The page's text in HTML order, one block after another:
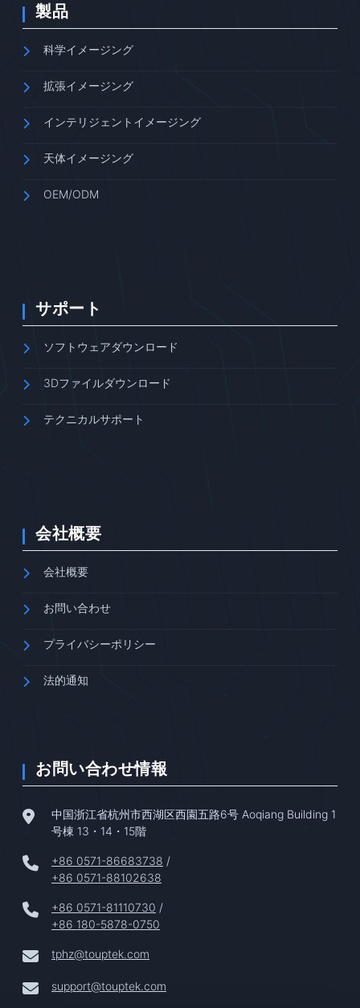
製品
科学イメージング
拡張イメージング
インテリジェントイメージング
天体イメージング
OEM/ODM
サポート
ソフトウェアダウンロード
3Dファイルダウンロード
テクニカルサポート
会社概要
会社概要
お問い合わせ
プライバシーポリシー
法的通知
お問い合わせ情報
中国浙江省杭州市西湖区西園五路6号 Aoqiang Building 1
号棟 13・14・15階
+86 0571-86683738 /
+86 0571-88102638
+86 0571-81110730 /
+86 180-5878-0750
tphz@touptek.com
support@touptek.com